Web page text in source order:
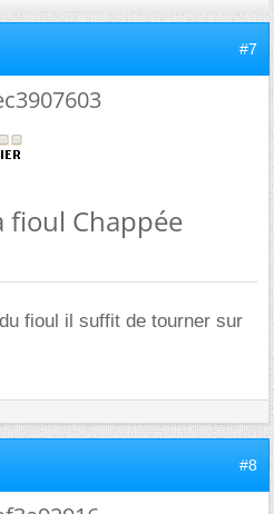
#7
fioul Chappée
fioul il suffit de tourner sur
#8